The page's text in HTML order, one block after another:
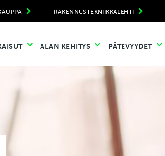
RAKENNUSTEKNIIKKALEHTI
ALAN KEHITYS PÄTEVYYDET